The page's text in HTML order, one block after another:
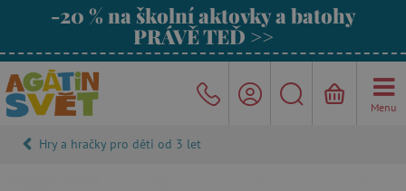
-20 % na školní aktovky a batohy
PRÁVĚ TEĎ >>
Menu
Hry a hračky pro děti od 3 let